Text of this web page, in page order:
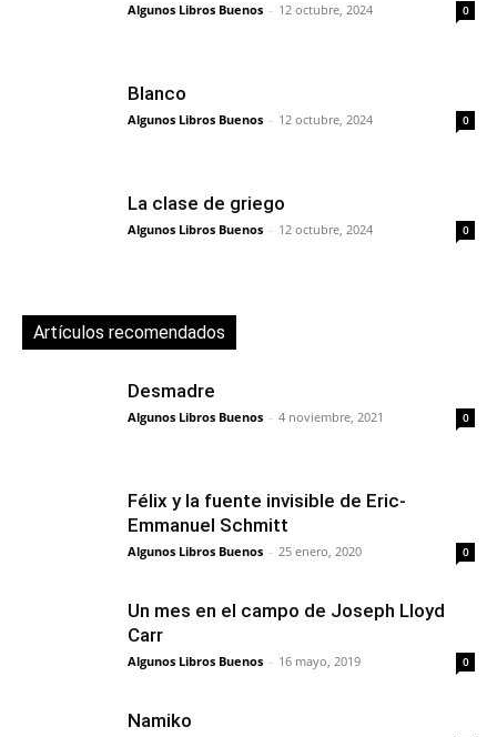
Algunos Libros Buenos - 12 octubre, 2024 0
Blanco
Algunos Libros Buenos - 12 octubre, 2024 0
La clase de griego
Algunos Libros Buenos - 12 octubre, 2024 0
Artículos recomendados
Desmadre
Algunos Libros Buenos - 4 noviembre, 2021 0
Félix y la fuente invisible de Eric-
Emmanuel Schmitt
Algunos Libros Buenos - 25 enero, 2020 0
Un mes en el campo de Joseph Lloyd
Carr
Algunos Libros Buenos - 16 mayo, 2019 0
Namiko